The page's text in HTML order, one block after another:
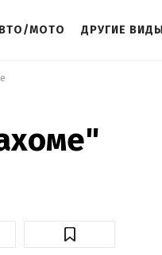
МОТО ДРУГИЕ